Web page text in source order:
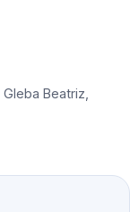
Gleba Beatriz,